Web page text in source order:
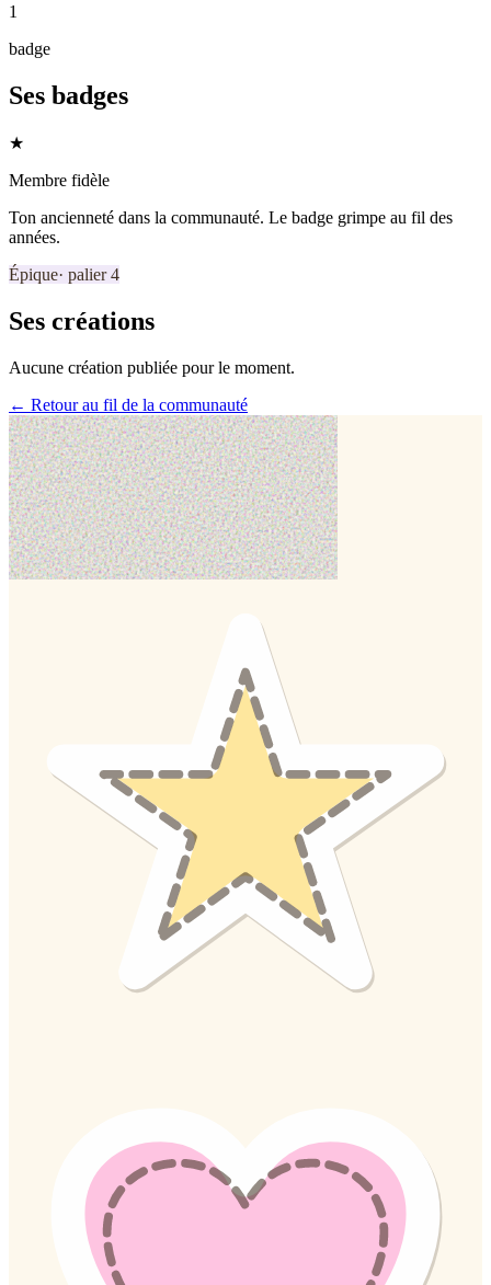
1
badge
Ses badges
★
Membre fidèle
Ton ancienneté dans la communauté. Le badge grimpe au fil des
années.
Épique· palier4
Ses créations
Aucune création publiée pour le moment.
← Retour au fil de la communauté